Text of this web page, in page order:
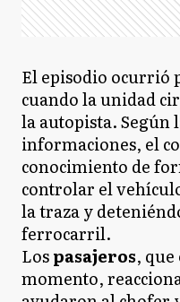
El episodio ocurrió
cuando la unidad
la autopista. Según
informaciones, el
conocimiento de
controlar el
la traza y
ferrocarril.
Lospasajeros, que
momento,